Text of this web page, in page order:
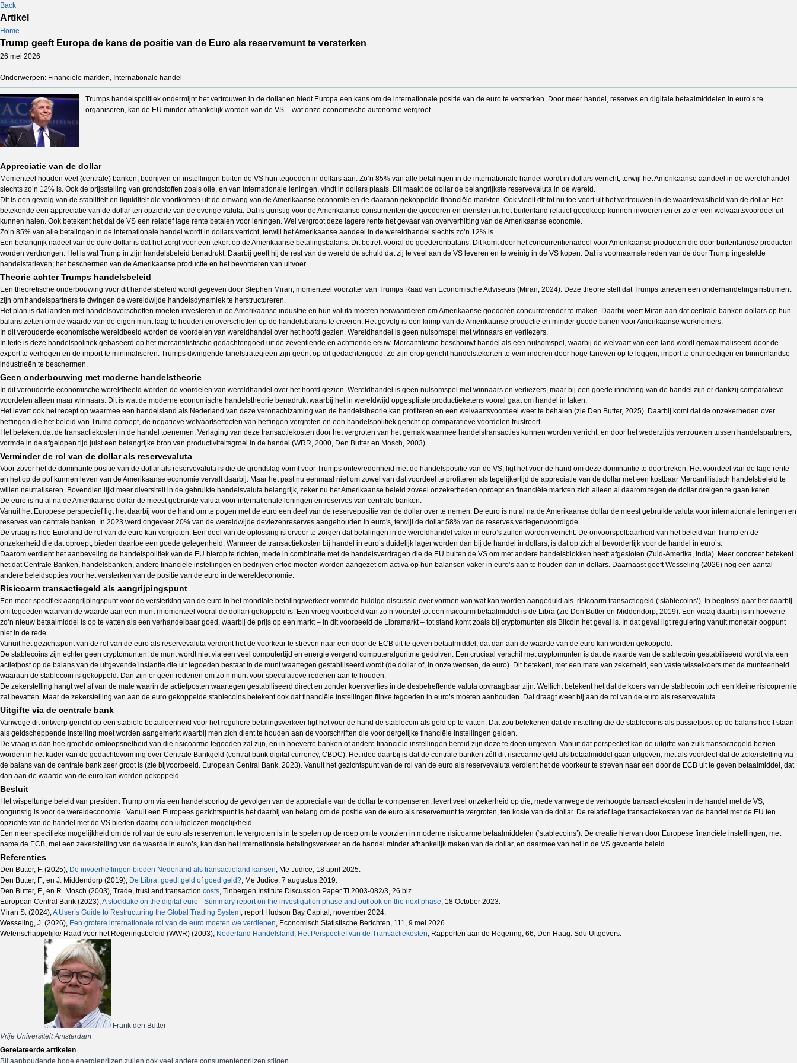
Back
Artikel
Home
Trump geeft Europa de kans de positie van de Euro als reservemunt te versterken
26 mei 2026
Onderwerpen: Financiële markten, Internationale handel
Trumps handelspolitiek ondermijnt het vertrouwen in de dollar en biedt Europa een kans om de internationale positie van de euro te versterken. Door meer handel, reserves en digitale betaalmiddelen in euro’s te
organiseren, kan de EU minder afhankelijk worden van de VS – wat onze economische autonomie vergroot.
Appreciatie van de dollar
Momenteel houden veel (centrale) banken, bedrijven en instellingen buiten de VS hun tegoeden in dollars aan. Zo’n 85% van alle betalingen in de internationale handel wordt in dollars verricht, terwijl het Amerikaanse aandeel in de wereldhandel
slechts zo’n 12% is. Ook de prijsstelling van grondstoffen zoals olie, en van internationale leningen, vindt in dollars plaats. Dit maakt de dollar de belangrijkste reservevaluta in de wereld.
Dit is een gevolg van de stabiliteit en liquiditeit die voortkomen uit de omvang van de Amerikaanse economie en de daaraan gekoppelde financiële markten. Ook vloeit dit tot nu toe voort uit het vertrouwen in de waardevastheid van de dollar. Het
betekende een appreciatie van de dollar ten opzichte van de overige valuta. Dat is gunstig voor de Amerikaanse consumenten die goederen en diensten uit het buitenland relatief goedkoop kunnen invoeren en er zo er een welvaartsvoordeel uit
kunnen halen. Ook betekent het dat de VS een relatief lage rente betalen voor leningen. Wel vergroot deze lagere rente het gevaar van oververhitting van de Amerikaanse economie.
Zo’n 85% van alle betalingen in de internationale handel wordt in dollars verricht, terwijl het Amerikaanse aandeel in de wereldhandel slechts zo’n 12% is.
Een belangrijk nadeel van de dure dollar is dat het zorgt voor een tekort op de Amerikaanse betalingsbalans. Dit betreft vooral de goederenbalans. Dit komt door het concurrentienadeel voor Amerikaanse producten die door buitenlandse producten
worden verdrongen. Het is wat Trump in zijn handelsbeleid benadrukt. Daarbij geeft hij de rest van de wereld de schuld dat zij te veel aan de VS leveren en te weinig in de VS kopen. Dat is voornaamste reden van de door Trump ingestelde
handelstarieven; het beschermen van de Amerikaanse productie en het bevorderen van uitvoer.
Theorie achter Trumps handelsbeleid
Een theoretische onderbouwing voor dit handelsbeleid wordt gegeven door Stephen Miran, momenteel voorzitter van Trumps Raad van Economische Adviseurs (Miran, 2024). Deze theorie stelt dat Trumps tarieven een onderhandelingsinstrument
zijn om handelspartners te dwingen de wereldwijde handelsdynamiek te herstructureren.
Het plan is dat landen met handelsoverschotten moeten investeren in de Amerikaanse industrie en hun valuta moeten herwaarderen om Amerikaanse goederen concurrerender te maken. Daarbij voert Miran aan dat centrale banken dollars op hun
balans zetten om de waarde van de eigen munt laag te houden en overschotten op de handelsbalans te creëren. Het gevolg is een krimp van de Amerikaanse productie en minder goede banen voor Amerikaanse werknemers.
In dit verouderde economische wereldbeeld worden de voordelen van wereldhandel over het hoofd gezien. Wereldhandel is geen nulsomspel met winnaars en verliezers.
In feite is deze handelspolitiek gebaseerd op het mercantilistische gedachtengoed uit de zeventiende en achttiende eeuw. Mercantilisme beschouwt handel als een nulsomspel, waarbij de welvaart van een land wordt gemaximaliseerd door de
export te verhogen en de import te minimaliseren. Trumps dwingende tariefstrategieën zijn geënt op dit gedachtengoed. Ze zijn erop gericht handelstekorten te verminderen door hoge tarieven op te leggen, import te ontmoedigen en binnenlandse
industrieën te beschermen.
Geen onderbouwing met moderne handelstheorie
In dit verouderde economische wereldbeeld worden de voordelen van wereldhandel over het hoofd gezien. Wereldhandel is geen nulsomspel met winnaars en verliezers, maar bij een goede inrichting van de handel zijn er dankzij comparatieve
voordelen alleen maar winnaars. Dit is wat de moderne economische handelstheorie benadrukt waarbij het in wereldwijd opgesplitste productieketens vooral gaat om handel in taken.
Het levert ook het recept op waarmee een handelsland als Nederland van deze veronachtzaming van de handelstheorie kan profiteren en een welvaartsvoordeel weet te behalen (zie Den Butter, 2025). Daarbij komt dat de onzekerheden over
heffingen die het beleid van Trump oproept, de negatieve welvaartseffecten van heffingen vergroten en een handelspolitiek gericht op comparatieve voordelen frustreert.
Het betekent dat de transactiekosten in de handel toenemen. Verlaging van deze transactiekosten door het vergroten van het gemak waarmee handelstransacties kunnen worden verricht, en door het wederzijds vertrouwen tussen handelspartners,
vormde in de afgelopen tijd juist een belangrijke bron van productiviteitsgroei in de handel (WRR, 2000, Den Butter en Mosch, 2003).
Verminder de rol van de dollar als reservevaluta
Voor zover het de dominante positie van de dollar als reservevaluta is die de grondslag vormt voor Trumps ontevredenheid met de handelspositie van de VS, ligt het voor de hand om deze dominantie te doorbreken. Het voordeel van de lage rente
en het op de pof kunnen leven van de Amerikaanse economie vervalt daarbij. Maar het past nu eenmaal niet om zowel van dat voordeel te profiteren als tegelijkertijd de appreciatie van de dollar met een kostbaar Mercantilistisch handelsbeleid te
willen neutraliseren. Bovendien lijkt meer diversiteit in de gebruikte handelsvaluta belangrijk, zeker nu het Amerikaanse beleid zoveel onzekerheden oproept en financiële markten zich alleen al daarom tegen de dollar dreigen te gaan keren.
De euro is nu al na de Amerikaanse dollar de meest gebruikte valuta voor internationale leningen en reserves van centrale banken.
Vanuit het Europese perspectief ligt het daarbij voor de hand om te pogen met de euro een deel van de reservepositie van de dollar over te nemen. De euro is nu al na de Amerikaanse dollar de meest gebruikte valuta voor internationale leningen en
reserves van centrale banken. In 2023 werd ongeveer 20% van de wereldwijde deviezenreserves aangehouden in euro's, terwijl de dollar 58% van de reserves vertegenwoordigde.
De vraag is hoe Euroland de rol van de euro kan vergroten. Een deel van de oplossing is ervoor te zorgen dat betalingen in de wereldhandel vaker in euro’s zullen worden verricht. De onvoorspelbaarheid van het beleid van Trump en de
onzekerheid die dat oproept, bieden daartoe een goede gelegenheid. Wanneer de transactiekosten bij handel in euro’s duidelijk lager worden dan bij de handel in dollars, is dat op zich al bevorderlijk voor de handel in euro’s.
Daarom verdient het aanbeveling de handelspolitiek van de EU hierop te richten, mede in combinatie met de handelsverdragen die de EU buiten de VS om met andere handelsblokken heeft afgesloten (Zuid-Amerika, India). Meer concreet betekent
het dat Centrale Banken, handelsbanken, andere financiële instellingen en bedrijven ertoe moeten worden aangezet om activa op hun balansen vaker in euro’s aan te houden dan in dollars. Daarnaast geeft Wesseling (2026) nog een aantal
andere beleidsopties voor het versterken van de positie van de euro in de wereldeconomie.
Risicoarm transactiegeld als aangrijpingspunt
Een meer specifiek aangrijpingspunt voor de versterking van de euro in het mondiale betalingsverkeer vormt de huidige discussie over vormen van wat kan worden aangeduid als risicoarm transactiegeld (‘stablecoins’). In beginsel gaat het daarbij
om tegoeden waarvan de waarde aan een munt (momenteel vooral de dollar) gekoppeld is. Een vroeg voorbeeld van zo’n voorstel tot een risicoarm betaalmiddel is de Libra (zie Den Butter en Middendorp, 2019). Een vraag daarbij is in hoeverre
zo’n nieuw betaalmiddel is op te vatten als een verhandelbaar goed, waarbij de prijs op een markt – in dit voorbeeld de Libramarkt – tot stand komt zoals bij cryptomunten als Bitcoin het geval is. In dat geval ligt regulering vanuit monetair oogpunt
niet in de rede.
Vanuit het gezichtspunt van de rol van de euro als reservevaluta verdient het de voorkeur te streven naar een door de ECB uit te geven betaalmiddel, dat dan aan de waarde van de euro kan worden gekoppeld.
De stablecoins zijn echter geen cryptomunten: de munt wordt niet via een veel computertijd en energie vergend computeralgoritme gedolven. Een cruciaal verschil met cryptomunten is dat de waarde van de stablecoin gestabiliseerd wordt via een
actiefpost op de balans van de uitgevende instantie die uit tegoeden bestaat in de munt waartegen gestabiliseerd wordt (de dollar of, in onze wensen, de euro). Dit betekent, met een mate van zekerheid, een vaste wisselkoers met de munteenheid
waaraan de stablecoin is gekoppeld. Dan zijn er geen redenen om zo’n munt voor speculatieve redenen aan te houden.
De zekerstelling hangt wel af van de mate waarin de actiefposten waartegen gestabiliseerd direct en zonder koersverlies in de desbetreffende valuta opvraagbaar zijn. Wellicht betekent het dat de koers van de stablecoin toch een kleine risicopremie
zal bevatten. Maar de zekerstelling van aan de euro gekoppelde stablecoins betekent ook dat financiële instellingen flinke tegoeden in euro’s moeten aanhouden. Dat draagt weer bij aan de rol van de euro als reservevaluta
Uitgifte via de centrale bank
Vanwege dit ontwerp gericht op een stabiele betaaleenheid voor het reguliere betalingsverkeer ligt het voor de hand de stablecoin als geld op te vatten. Dat zou betekenen dat de instelling die de stablecoins als passiefpost op de balans heeft staan
als geldscheppende instelling moet worden aangemerkt waarbij men zich dient te houden aan de voorschriften die voor dergelijke financiële instellingen gelden.
De vraag is dan hoe groot de omloopsnelheid van die risicoarme tegoeden zal zijn, en in hoeverre banken of andere financiële instellingen bereid zijn deze te doen uitgeven. Vanuit dat perspectief kan de uitgifte van zulk transactiegeld bezien
worden in het kader van de gedachtevorming over Centrale Bankgeld (central bank digital currency, CBDC). Het idee daarbij is dat de centrale banken zélf dit risicoarme geld als betaalmiddel gaan uitgeven, met als voordeel dat de zekerstelling via
de balans van de centrale bank zeer groot is (zie bijvoorbeeld. European Central Bank, 2023). Vanuit het gezichtspunt van de rol van de euro als reservevaluta verdient het de voorkeur te streven naar een door de ECB uit te geven betaalmiddel, dat
dan aan de waarde van de euro kan worden gekoppeld.
Besluit
Het wispelturige beleid van president Trump om via een handelsoorlog de gevolgen van de appreciatie van de dollar te compenseren, levert veel onzekerheid op die, mede vanwege de verhoogde transactiekosten in de handel met de VS,
ongunstig is voor de wereldeconomie. Vanuit een Europees gezichtspunt is het daarbij van belang om de positie van de euro als reservemunt te vergroten, ten koste van de dollar. De relatief lage transactiekosten van de handel met de EU ten
opzichte van de handel met de VS bieden daarbij een uitgelezen mogelijkheid.
Een meer specifieke mogelijkheid om de rol van de euro als reservemunt te vergroten is in te spelen op de roep om te voorzien in moderne risicoarme betaalmiddelen (‘stablecoins’). De creatie hiervan door Europese financiële instellingen, met
name de ECB, met een zekerstelling van de waarde in euro’s, kan dan het internationale betalingsverkeer en de handel minder afhankelijk maken van de dollar, en daarmee van het in de VS gevoerde beleid.
Referenties
Den Butter, F. (2025), De invoerheffingen bieden Nederland als transactieland kansen, Me Judice, 18 april 2025.
Den Butter, F., en J. Middendorp (2019), De Libra: goed, geld of goed geld?, Me Judice, 7 augustus 2019.
Den Butter, F., en R. Mosch (2003), Trade, trust and transaction costs, Tinbergen Institute Discussion Paper TI 2003-082/3, 26 blz.
European Central Bank (2023),A stocktake on the digital euro - Summary report on the investigation phase and outlook on the next phase, 18 October 2023.
Miran S. (2024),A User’s Guide to Restructuring the Global Trading System, report Hudson Bay Capital, november 2024.
Wesseling, J. (2026), Een grotere internationale rol van de euro moeten we verdienen, Economisch Statistische Berichten, 111, 9 mei 2026.
Wetenschappelijke Raad voor het Regeringsbeleid (WWR) (2003), Nederland Handelsland; Het Perspectief van de Transactiekosten, Rapporten aan de Regering, 66, Den Haag: Sdu Uitgevers.
Frank den Butter
Vrije Universiteit Amsterdam
Gerelateerde artikelen